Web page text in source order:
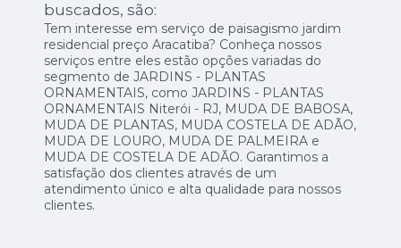
buscados, são:
Tem interesse em serviço de paisagismo jardim
residencial preço Aracatiba? Conheça nossos
serviços entre eles estão opções variadas do
segmento de JARDINS - PLANTAS
ORNAMENTAIS, como JARDINS - PLANTAS
ORNAMENTAIS Niterói - RJ, MUDA DE BABOSA,
MUDA DE PLANTAS, MUDA COSTELA DE ADÃO,
MUDA DE LOURO, MUDA DE PALMEIRA e
MUDA DE COSTELA DE ADÃO. Garantimos a
satisfação dos clientes através de um
atendimento único e alta qualidade para nossos
clientes.